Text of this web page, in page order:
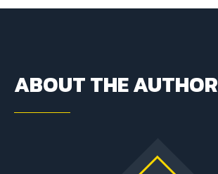
ABOUT THE AUTHOR